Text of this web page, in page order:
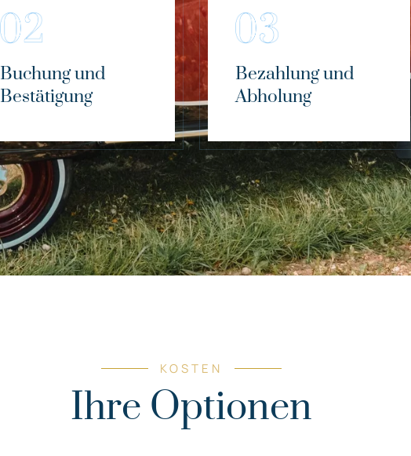
Buchung und
Bestätigung
Bezahlung und
Abholung
KOSTEN
Ihre Optionen